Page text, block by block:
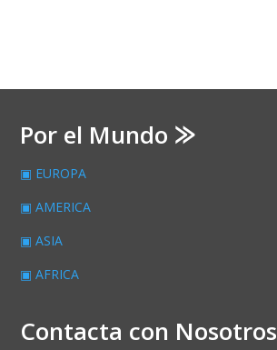
Por el Mundo ⨠
▣ EUROPA
▣ AMERICA
▣ ASIA
▣ AFRICA
Contacta con Nosotros